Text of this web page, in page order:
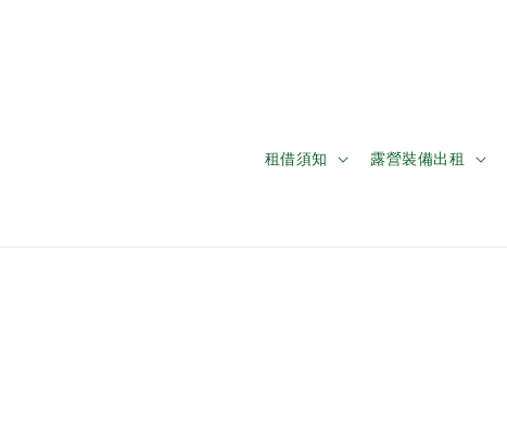
租借須知 露營裝備出租